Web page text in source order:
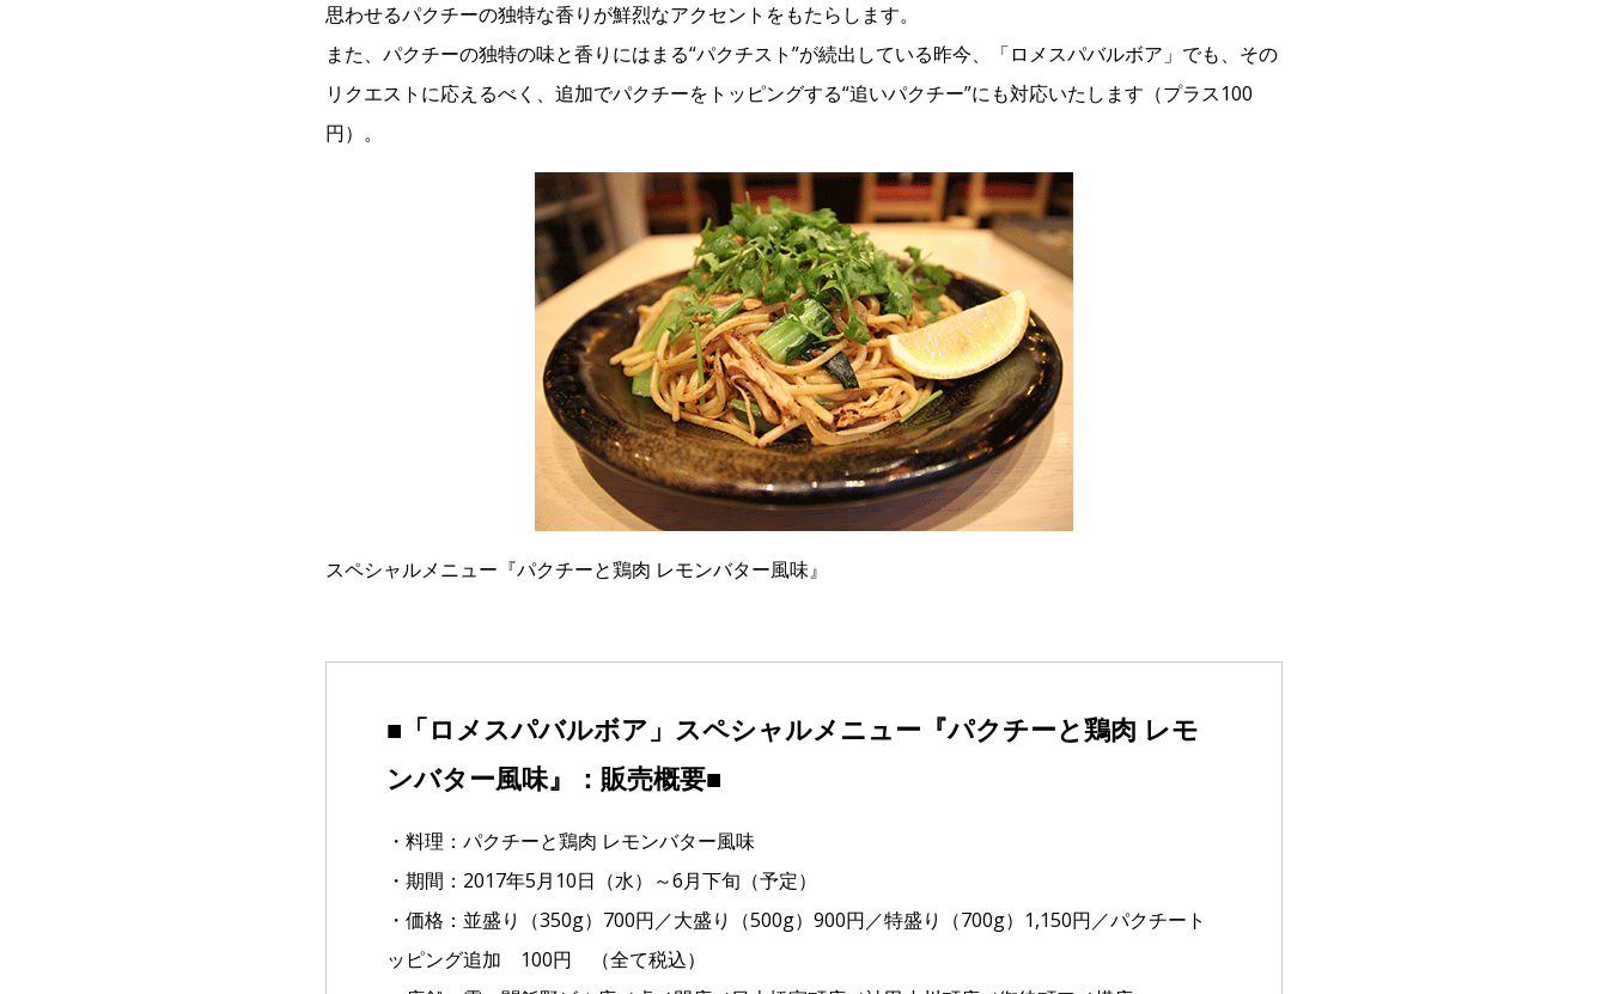
思わせるパクチーの独特な香りが鮮烈なアクセントをもたらします。
また、パクチーの独特の味と香りにはまる“パクチスト”が続出している昨今、「ロメスパバルボア」でも、その
リクエストに応えるべく、追加でパクチーをトッピングする“追いパクチー”にも対応いたします（プラス100
円）。
スペシャルメニュー『パクチーと鶏肉 レモンバター風味』
■「ロメスパバルボア」スペシャルメニュー『パクチーと鶏肉 レモ
ンバター風味』：販売概要■
・料理：パクチーと鶏肉 レモンバター風味
・期間：2017年5月10日（水）～6月下旬（予定）
・価格：並盛り（350g）700円／大盛り（500g）900円／特盛り（700g）1,150円／パクチート
ッピング追加 100円 （全て税込）